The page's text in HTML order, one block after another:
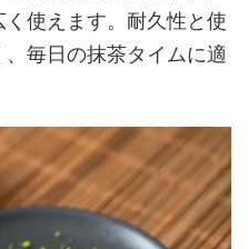
使えます。耐久性と使
毎日の抹茶タイムに適